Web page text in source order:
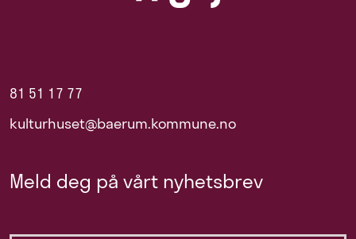
81 51 17 77
kulturhuset@baerum.kommune.no
Meld deg på vårt nyhetsbrev